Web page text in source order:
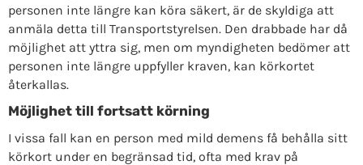
personen inte längre kan köra säkert, är de skyldiga att
anmäla detta till Transportstyrelsen. Den drabbade har då
möjlighet att yttra sig, men om myndigheten bedömer att
personen inte längre uppfyller kraven, kan körkortet
återkallas.
Möjlighet till fortsatt körning
I vissa fall kan en person med mild demens få behålla sitt
körkort under en begränsad tid, ofta med krav på